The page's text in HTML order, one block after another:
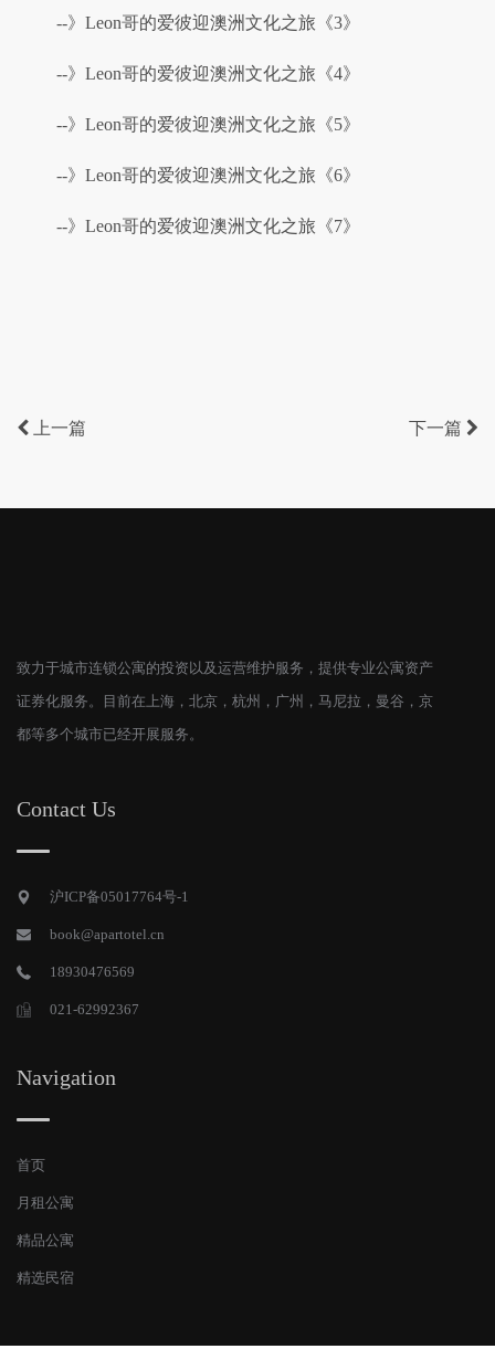
--》 Leon哥的爱彼迎澳洲文化之旅《3》
--》 Leon哥的爱彼迎澳洲文化之旅《4》
--》 Leon哥的爱彼迎澳洲文化之旅《5》
--》 Leon哥的爱彼迎澳洲文化之旅《6》
--》 Leon哥的爱彼迎澳洲文化之旅《7》
上一篇 下一篇
致力于城市连锁公寓的投资以及运营维护服务，提供专业公寓资产
证券化服务。目前在上海，北京，杭州，广州，马尼拉，曼谷，京
都等多个城市已经开展服务。
Contact Us
沪ICP备05017764号-1
book@apartotel.cn
18930476569
021-62992367
Navigation
首页
月租公寓
精品公寓
精选民宿